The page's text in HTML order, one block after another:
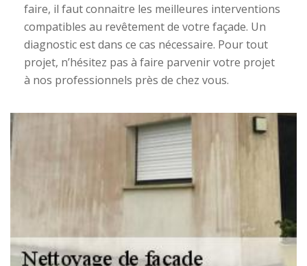
faire, il faut connaitre les meilleures interventions
compatibles au revêtement de votre façade. Un
diagnostic est dans ce cas nécessaire. Pour tout
projet, n’hésitez pas à faire parvenir votre projet
à nos professionnels près de chez vous.